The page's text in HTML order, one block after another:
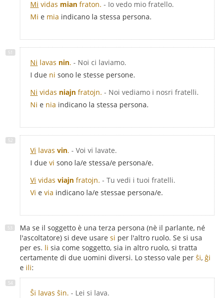
Mi vidas mian fraton. - Io vedo mio fratello.
Mi e mia indicano la stessa persona.
Ni lavas nin. - Noi ci laviamo.
I due ni sono le stesse persone.
Ni vidas niajn fratojn. - Noi vediamo i nosri fratelli.
Ni e nia indicano la stessa persona.
Vi lavas vin. - Voi vi lavate.
I due vi sono la/e stessa/e persona/e.
Vi vidas viajn fratojn. - Tu vedi i tuoi fratelli.
Vi e via indicano la/e stessae persona/e.
Ma se il soggetto è una terza persona (nè il parlante, né
l'ascoltatore) si deve usare si per l'altro ruolo. Se si usa
per es. li sia come soggetto, sia in altro ruolo, si tratta
certamente di due uomini diversi. Lo stesso vale per ŝi, ĝi
e ili:
Ŝi lavas ŝin. - Lei si lava.